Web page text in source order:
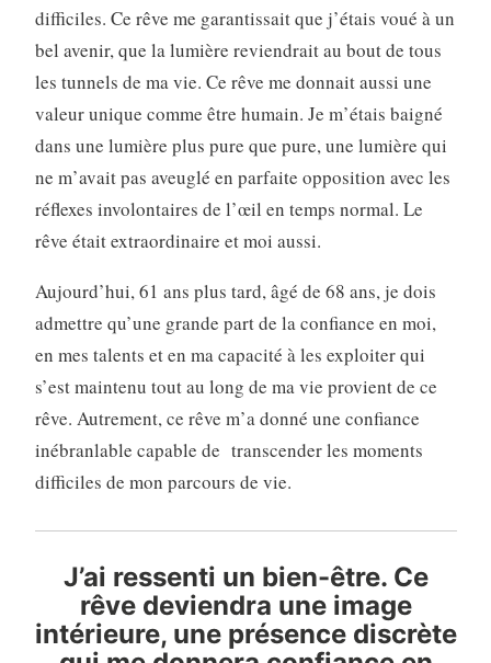
difficiles. Ce rêve me garantissait que j’étais voué à un
bel avenir, que la lumière reviendrait au bout de tous
les tunnels de ma vie. Ce rêve me donnait aussi une
valeur unique comme être humain. Je m’étais baigné
dans une lumière plus pure que pure, une lumière qui
ne m’avait pas aveuglé en parfaite opposition avec les
réflexes involontaires de l’œil en temps normal. Le
rêve était extraordinaire et moi aussi.
Aujourd’hui, 61 ans plus tard, âgé de 68 ans, je dois
admettre qu’une grande part de la confiance en moi,
en mes talents et en ma capacité à les exploiter qui
s’est maintenu tout au long de ma vie provient de ce
rêve. Autrement, ce rêve m’a donné une confiance
inébranlable capable de transcender les moments
difficiles de mon parcours de vie.
J’ai ressenti un bien-être. Ce
rêve deviendra une image
intérieure, une présence discrète